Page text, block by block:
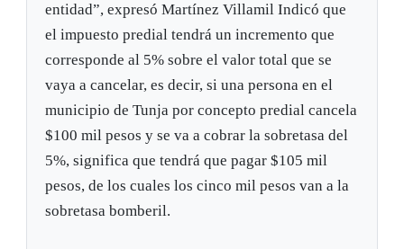
entidad”, expresó Martínez Villamil Indicó que
el impuesto predial tendrá un incremento que
corresponde al 5% sobre el valor total que se
vaya a cancelar, es decir, si una persona en el
municipio de Tunja por concepto predial cancela
$100 mil pesos y se va a cobrar la sobretasa del
5%, significa que tendrá que pagar $105 mil
pesos, de los cuales los cinco mil pesos van a la
sobretasa bomberil.